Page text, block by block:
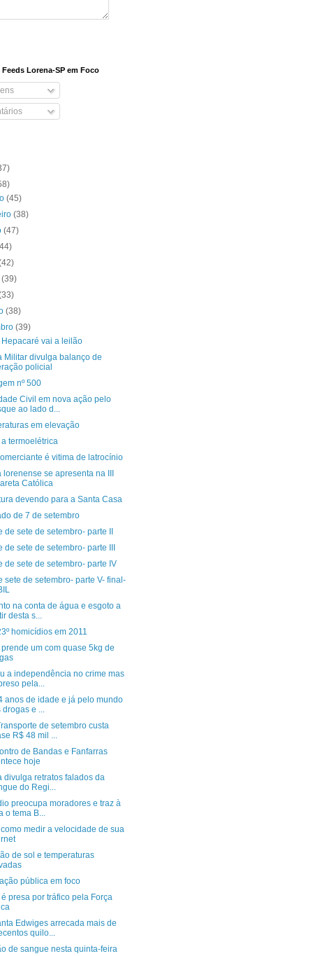
Lorena-SP em Foco
(45)
(38)
(47)
(39)
(38)
(39)
vai a leilão
Militar divulga balanço de
policial
nº 500
Civil em nova ação pelo
ao lado d...
em elevação
a termoelétrica
é vitima de latrocínio
lorenense se apresenta na III
Católica
devendo para a Santa Casa
de 7 de setembro
de sete de setembro- parte II
de sete de setembro- parte III
de sete de setembro- parte IV
sete de setembro- parte V- final-
na conta de água e esgoto a
desta s...
homicídios em 2011
um com quase 5kg de
a independência no crime mas
pela...
anos de idade e já pelo mundo
drogas e ...
de setembro custa
R$ 48 mil ...
de Bandas e Fanfarras
hoje
divulga retratos falados da
do Regi...
preocupa moradores e traz à
o tema B...
medir a velocidade de sua
de sol e temperaturas
pública em foco
é presa por tráfico pela Força
Edwiges arrecada mais de
quilo...
de sangue nesta quinta-feira